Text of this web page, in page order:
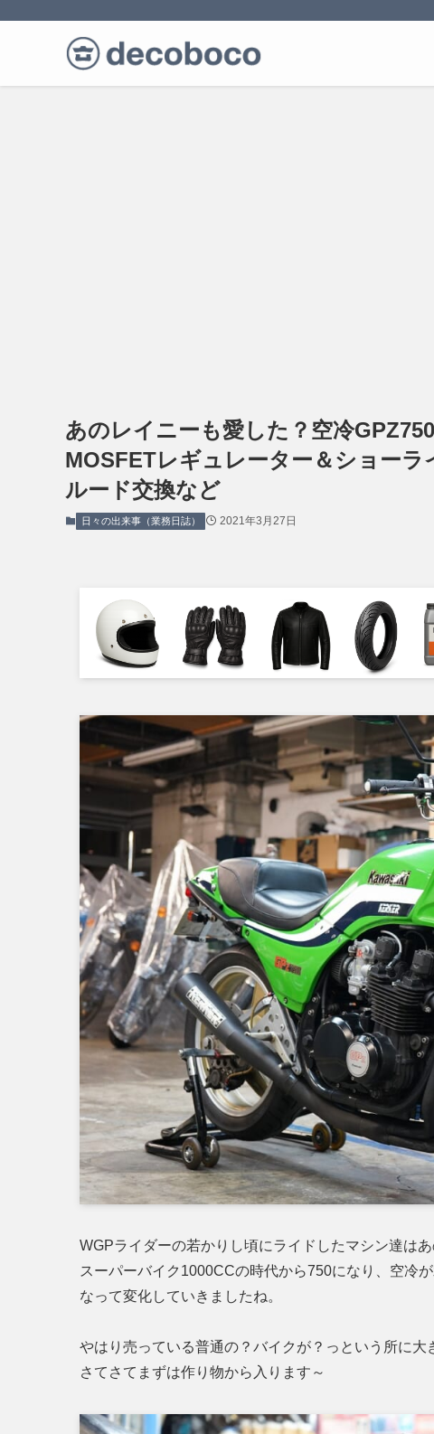
あのレイニーも愛した？空冷
MOSFETレギュレーター＆ショー
ルード交換など
日々の出来事（業務日誌） 2021年3月27日
WGPライダーの若かりし頃にライドしたマシン達は
スーパーバイク1000CCの時代から750になり、空冷
なって変化していきましたね。
やはり売っている普通の？バイクが？っという所に大
さてさてまずは作り物から入ります～